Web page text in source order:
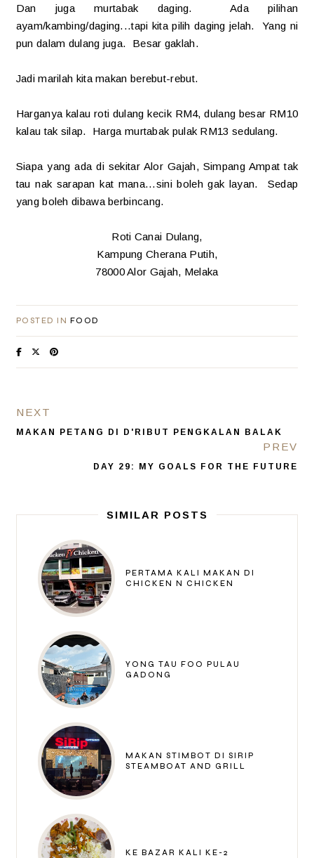
Dan juga murtabak daging. Ada pilihan
ayam/kambing/daging...tapi kita pilih daging jelah. Yang ni
pun dalam dulang juga. Besar gaklah.
Jadi marilah kita makan berebut-rebut.
Harganya kalau roti dulang kecik RM4, dulang besar RM10
kalau tak silap. Harga murtabak pulak RM13 sedulang.
Siapa yang ada di sekitar Alor Gajah, Simpang Ampat tak
tau nak sarapan kat mana...sini boleh gak layan. Sedap
yang boleh dibawa berbincang.
Roti Canai Dulang,
Kampung Cherana Putih,
78000 Alor Gajah, Melaka
POSTED IN FOOD
NEXT
MAKAN PETANG DI D'RIBUT PENGKALAN BALAK
PREV
DAY 29: MY GOALS FOR THE FUTURE
SIMILAR POSTS
PERTAMA KALI MAKAN DI
CHICKEN N CHICKEN
YONG TAU FOO PULAU
GADONG
MAKAN STIMBOT DI SIRIP
STEAMBOAT AND GRILL
KE BAZAR KALI KE-2